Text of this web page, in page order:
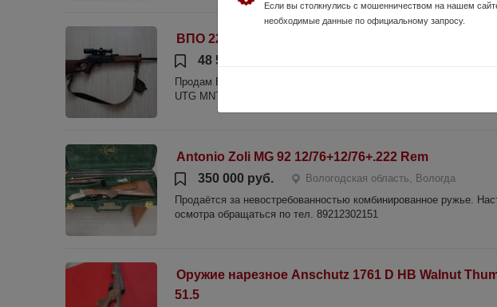
ВПО 221-01 9,6х53R Ланкастер 520мм
48 500 руб.
Продам ВПО 221-01 9,6х53R Ланкастер 520мм, 2018 год выпуска,
UTG MNT-978, торг уместен. Продажа при наличии лицензии.
Antonio Zoli MG 92 12/76+12/76+.222 Rem
350 000 руб.
Вологодская область, Вологда
Продаётся за невостребованностью комбинированное ружье.
осмотра обращаться по тел. 89212302151
Оружие нарезное Anschutz 1761 D HB Walnut
51.5
Если вы столкнулись с мошенничеством на нашем
необходимые данные по официальному запросу.